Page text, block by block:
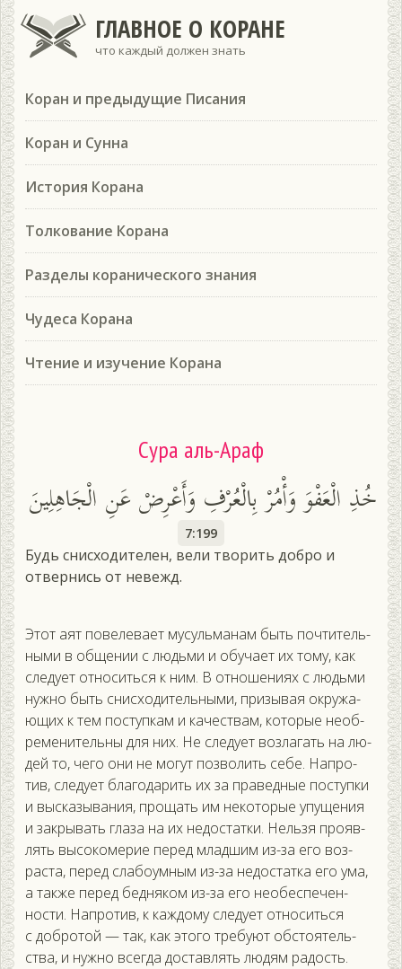
ГЛАВНОЕ О КОРАНЕ
что каждый должен знать
Коран и предыдущие Писания
Коран и Сунна
История Корана
Толкование Корана
Разделы коранического знания
Чудеса Корана
Чтение и изучение Корана
Сура аль-Араф
خُذِ الْعَفْوَ وَأْمُرْ بِالْعُرْفِ وَأَعْرِضْ عَنِ الْجَاهِلِينَ
7:199
Будь снисходителен, вели творить добро и
отвернись от невежд.
Этот а­ят по­веле­ва­ет му­суль­ма­нам быть поч­ти­тель­
ны­ми в об­ще­нии с людь­ми и обу­ча­ет их то­му, как
сле­ду­ет от­но­сить­ся к ним. В от­но­шени­ях с людь­ми
нуж­но быть снис­хо­дитель­ны­ми, при­зывая ок­ру­жа­
ющих к тем пос­тупкам и ка­чес­твам, ко­торые не­об­
ре­мени­тель­ны для них. Не сле­ду­ет воз­ла­гать на лю­
дей то, че­го они не мо­гут поз­во­лить се­бе. Нап­ро­
тив, сле­ду­ет бла­года­рить их за пра­вед­ные пос­тупки
и выс­ка­зыва­ния, про­щать им не­кото­рые упу­щения
и зак­ры­вать гла­за на их не­дос­татки. Нель­зя про­яв­
лять вы­соко­мерие пе­ред млад­шим из-за его воз­
раста, пе­ред сла­бо­ум­ным из-за не­дос­татка его ума,
а так­же пе­ред бед­ня­ком из-за его не­обес­пе­чен­
ности. Нап­ро­тив, к каж­до­му сле­ду­ет от­но­сить­ся
с доб­ро­той — так, как это­го тре­бу­ют об­сто­ятель­
ства, и нуж­но всег­да дос­тавлять лю­дям ра­дость.